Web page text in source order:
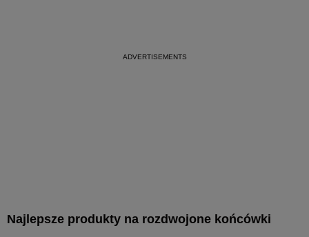
Najlepsze produkty na rozdwojone końcówki